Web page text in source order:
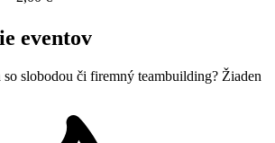
eventov
slobodou či firemný teambuilding? Žiaden